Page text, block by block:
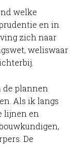
welke
en in
zich naar
weliswaar
plannen
Als ik langs
lijnen en
De